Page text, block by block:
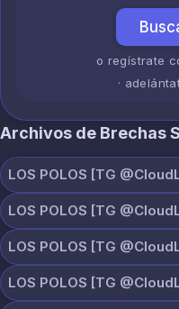
o regístrate
·
Archivos de Brechas
LOS POLOS [TG
LOS POLOS [TG
LOS POLOS [TG
LOS POLOS [TG